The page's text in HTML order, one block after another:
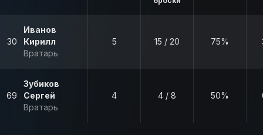
30
Иванов
Кирилл
Вратарь
5 15 / 20 75%
69
Зубиков
Сергей
Вратарь
4 4 / 8 50%